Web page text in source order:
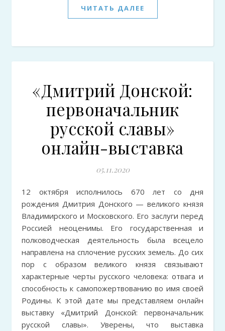
ЧИТАТЬ ДАЛЕЕ
«Дмитрий Донской:
первоначальник
русской славы»
онлайн-выставка
05.11.2020
12 октября исполнилось 670 лет со дня
рождения Дмитрия Донского — великого князя
Владимирского и Московского. Его заслуги перед
Россией неоценимы. Его государственная и
полководческая деятельность была всецело
направлена на сплочение русских земель. До сих
пор с образом великого князя связывают
характерные черты русского человека: отвага и
способность к самопожертвованию во имя своей
Родины. К этой дате мы представляем онлайн
выставку «Дмитрий Донской: первоначальник
русской славы». Уверены, что выставка